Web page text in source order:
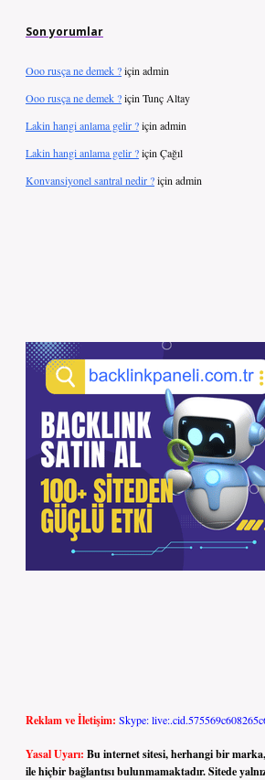
Son yorumlar
Ooo rusça ne demek ?için admin
Ooo rusça ne demek ?için Tunç Altay
Lakin hangi anlama gelir ?için admin
Lakin hangi anlama gelir ?için Çağıl
Konvansiyonel santral nedir ?için admin
Reklam ve İletişim: Skype:
Yasal Uyarı: Bu internet sitesi, herhangi bir
ile hiçbir bağlantısı bulunmamaktadır. Sitede